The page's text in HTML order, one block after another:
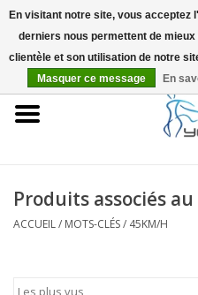
EUR
Accueil
Accessoires
Produits associés
ACCUEIL/ MOTS-CLÉS/ 45KM/H
En visitant notre site, vous acceptez
derniers nous permettent de
clientèle et son utilisation de notre
Masquer ce message
En